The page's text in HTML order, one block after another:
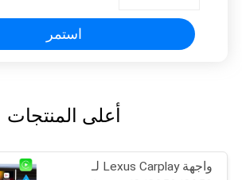
استمر
أعلى المنتجات
واجهة Lexus Carplay لـ